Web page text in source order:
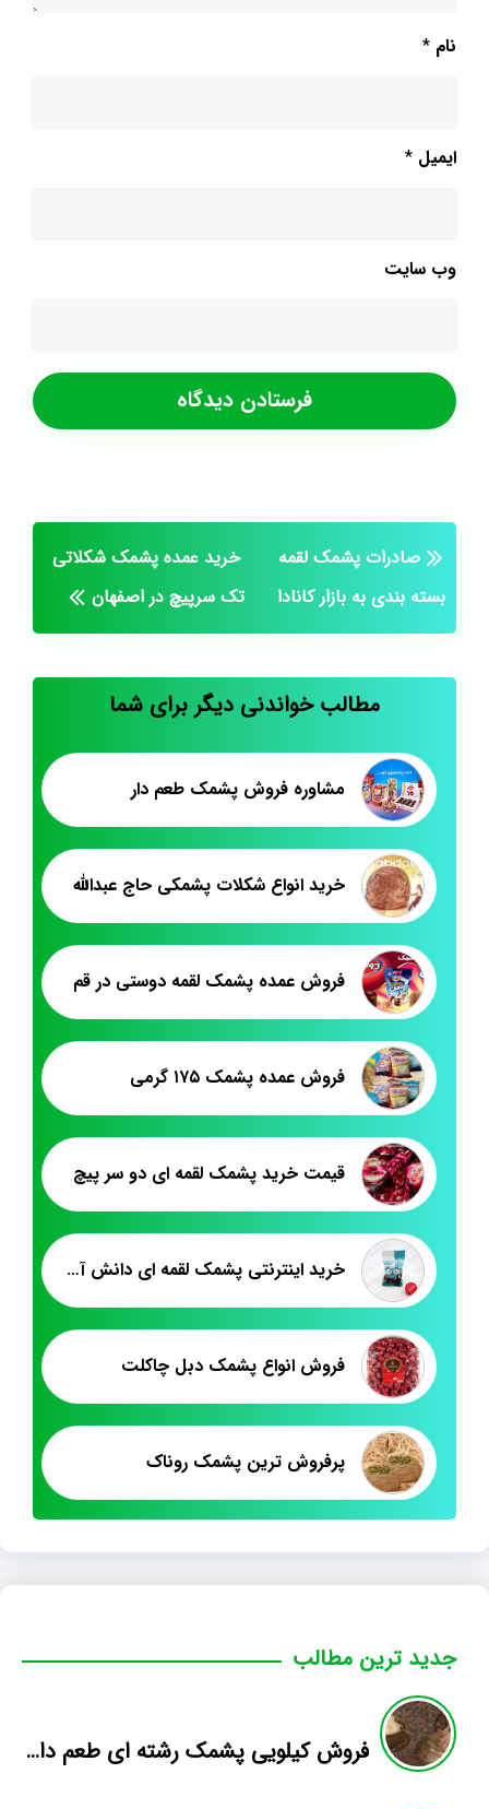
نام *
ایمیل *
وب‌ سایت
صادرات پشمک لقمه
بسته بندی به بازار کانادا
خرید عمده پشمک شکلاتی
تک سرپیچ در اصفهان
مطالب خواندنی دیگر برای شما
مشاوره فروش پشمک طعم دار
خرید انواع شکلات پشمکی حاج عبدالله
فروش عمده پشمک لقمه دوستی در قم
فروش عمده پشمک ۱۷۵ گرمی
قیمت خرید پشمک لقمه ای دو سر پیچ
خرید اینترنتی پشمک لقمه ای دانش آموزی
فروش انواع پشمک دبل چاکلت
پرفروش ترین پشمک روناک
جدید ترین مطالب
فروش کیلویی پشمک رشته ای طعم دار میوه